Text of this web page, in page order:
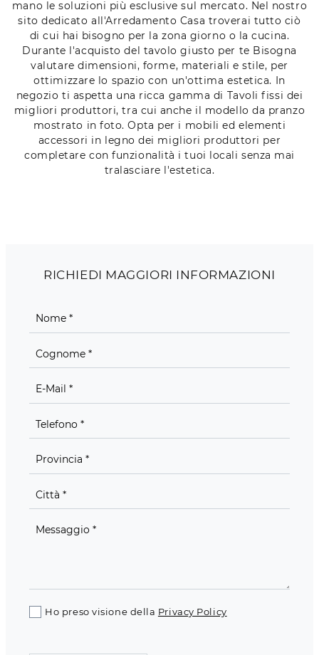
mano le soluzioni più esclusive sul mercato. Nel nostro
sito dedicato all'Arredamento Casa troverai tutto ciò
di cui hai bisogno per la zona giorno o la cucina.
Durante l'acquisto del tavolo giusto per te Bisogna
valutare dimensioni, forme, materiali e stile, per
ottimizzare lo spazio con un'ottima estetica. In
negozio ti aspetta una ricca gamma di Tavoli fissi dei
migliori produttori, tra cui anche il modello da pranzo
mostrato in foto. Opta per i mobili ed elementi
accessori in legno dei migliori produttori per
completare con funzionalità i tuoi locali senza mai
tralasciare l'estetica.
RICHIEDI MAGGIORI INFORMAZIONI
Ho preso visione della Privacy Policy